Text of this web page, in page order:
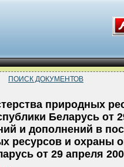
ПОИСК ДОКУМЕНТОВ
природных
Беларусь от
и дополнений в
ресурсов и охраны
от 29 апреля